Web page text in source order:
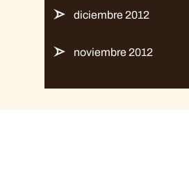
diciembre 2012
noviembre 2012